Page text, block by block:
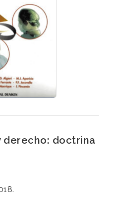
derecho: doctrina